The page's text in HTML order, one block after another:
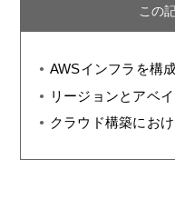
この
AWSインフラを構
リージョンとアベ
クラウド構築にお